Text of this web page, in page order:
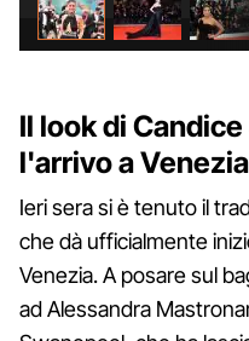
Il look di
l'arrivo a Venezia
Ieri sera si è tenuto il
che dà ufficialmente
Venezia. A posare sul
ad Alessandra